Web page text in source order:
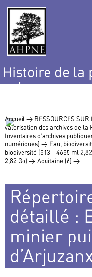
Histoire de la
nature
Accueil > RESSOURCES
valorisation des archives de la
Inventaires d’archives
numériques) > Eau,
biodiversité (513 - 4655 ml
2,82 Go) > Aquitaine (6) >
détaillé :
minier